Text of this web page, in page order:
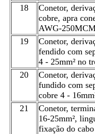
18
Conetor,
cobre, apra
AWG-
19
Conetor,
fendido com
4 - 25mm² no
20
Conetor,
fundido com
cobre 4 -
21
Conetor,
16-25mm²,
fixação do